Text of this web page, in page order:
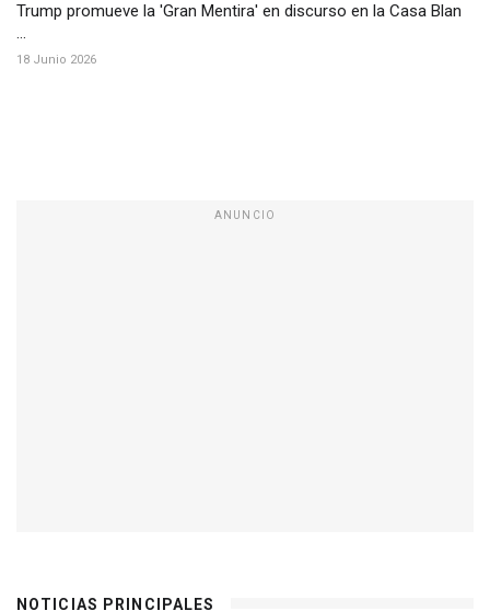
Trump promueve la 'Gran Mentira' en discurso en la Casa Blan
...
18 Junio 2026
ANUNCIO
NOTICIAS PRINCIPALES